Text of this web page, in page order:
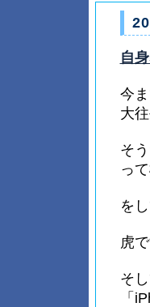
自
今
大
そ
っ
を
虎で
そ
「